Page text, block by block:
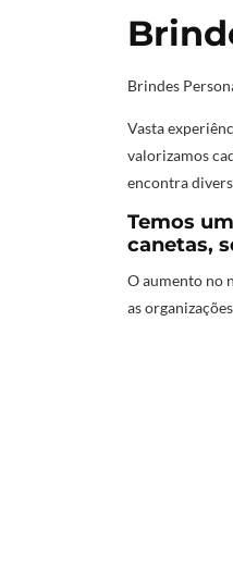
Brindes
Vasta
valorizamos
encontra
Temos
canetas,
O aumento no
as